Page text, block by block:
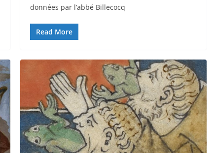
données par l’abbé Billecocq
Read More